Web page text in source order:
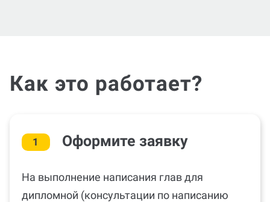
Как это работает?
1 Оформите заявку
На выполнение написания глав для
дипломной (консультации по написанию